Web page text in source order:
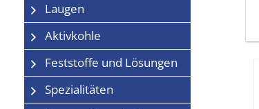
Laugen
Aktivkohle
Feststoffe und Lösungen
Spezialitäten